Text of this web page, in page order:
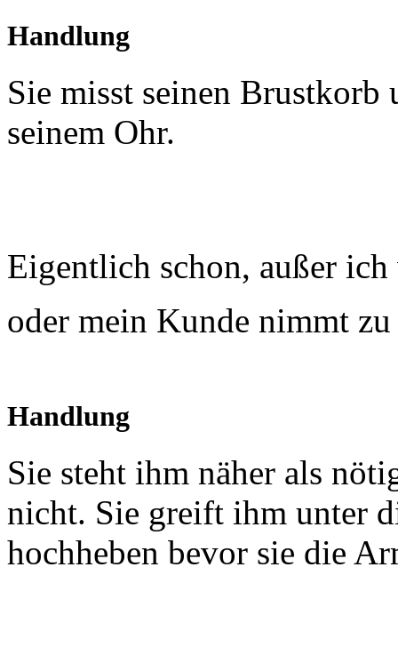
Handlung
Sie misst seinen
seinem Ohr.
Eigentlich schon, außer
oder mein Kunde nimmt
Handlung
Sie steht ihm näher als
nicht. Sie greift ihm unter
hochheben bevor sie die